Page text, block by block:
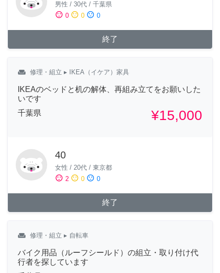
男性 / 30代 / 千葉県
sentiment_satisfied 0 sentiment_neutral 0 sentiment_dissatisfied 0
終了
weekend 修理・組立 ▸ IKEA（イケア）家具
IKEAのベッドと机の解体、再組み立てをお願いした
いです
千葉県
¥15,000
40
女性 / 20代 / 東京都
sentiment_satisfied 2 sentiment_neutral 0 sentiment_dissatisfied 0
終了
weekend 修理・組立 ▸ 自転車
バイク用品（ルーフシールド）の組立・取り付け代
行者を探しています